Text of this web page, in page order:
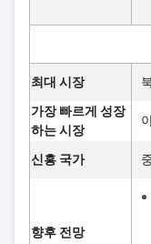
최대 시장
가장 빠르게 성장
하는 시장
신흥 국가
향후 전망